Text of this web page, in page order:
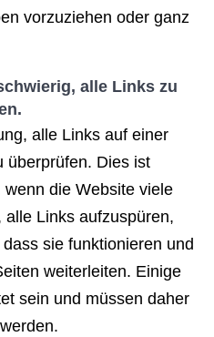
vorzuziehen oder ganz
alle Links zu
alle Links auf einer
überprüfen. Dies ist
die Website viele
Links aufzuspüren,
sie funktionieren und
weiterleiten. Einige
sein und müssen daher